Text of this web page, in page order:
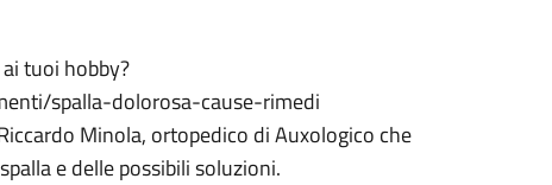
tuoi hobby?
spalla-dolorosa-cause-rimedi
Minola, ortopedico di Auxologico che
e delle possibili soluzioni.